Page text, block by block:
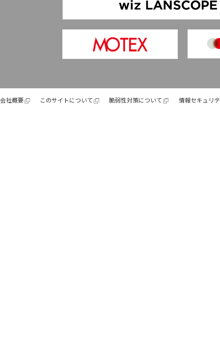
会社概要 このサイトについて 脆弱性対策について 情報セキュリ